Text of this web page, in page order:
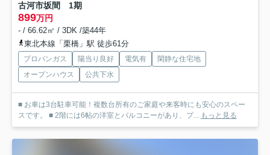
古河市坂間 1期
899万円
- / 66.62㎡ / 3DK /築44年
東北本線「栗橋」駅 徒歩61分
プロパンガス 陽当り良好 電気有
閑静な住宅地
オープンハウス
公共下水
■ お車は3台駐車可能！複数台所有のご家庭や来客時にも安心のスペー
スです。 ■ 2階には6帖の洋室とバルコニーがあり、プ... もっと見る